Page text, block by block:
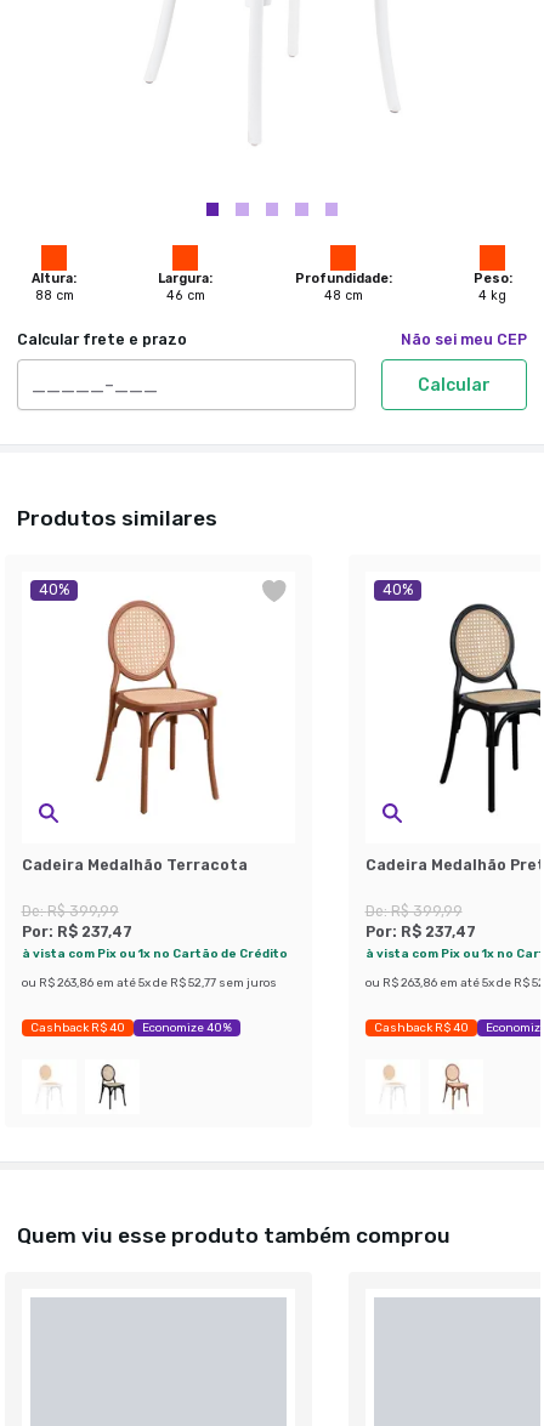
Altura:
88 cm
Largura:
46 cm
Profundidade:
48 cm
Peso:
4 kg
Calcular frete e prazo Não sei meu CEP
Calcular
Produtos similares
40%
Cadeira Medalhão Terracota
De:R$ 399,99
Por: R$ 237,47
à vista com Pix ou 1x no Cartão de Crédito
ou R$ 263,86 em até 5x de R$ 52,77 sem juros
Cashback R$ 40 Economize 40%
40%
Cadeira Medalhão
De:R$ 399,99
Por: R$ 237,47
à vista com Pix ou 1x no
ou R$ 263,86 em até 5x de R$
Cashback R$ 40
Quem viu esse produto também comprou